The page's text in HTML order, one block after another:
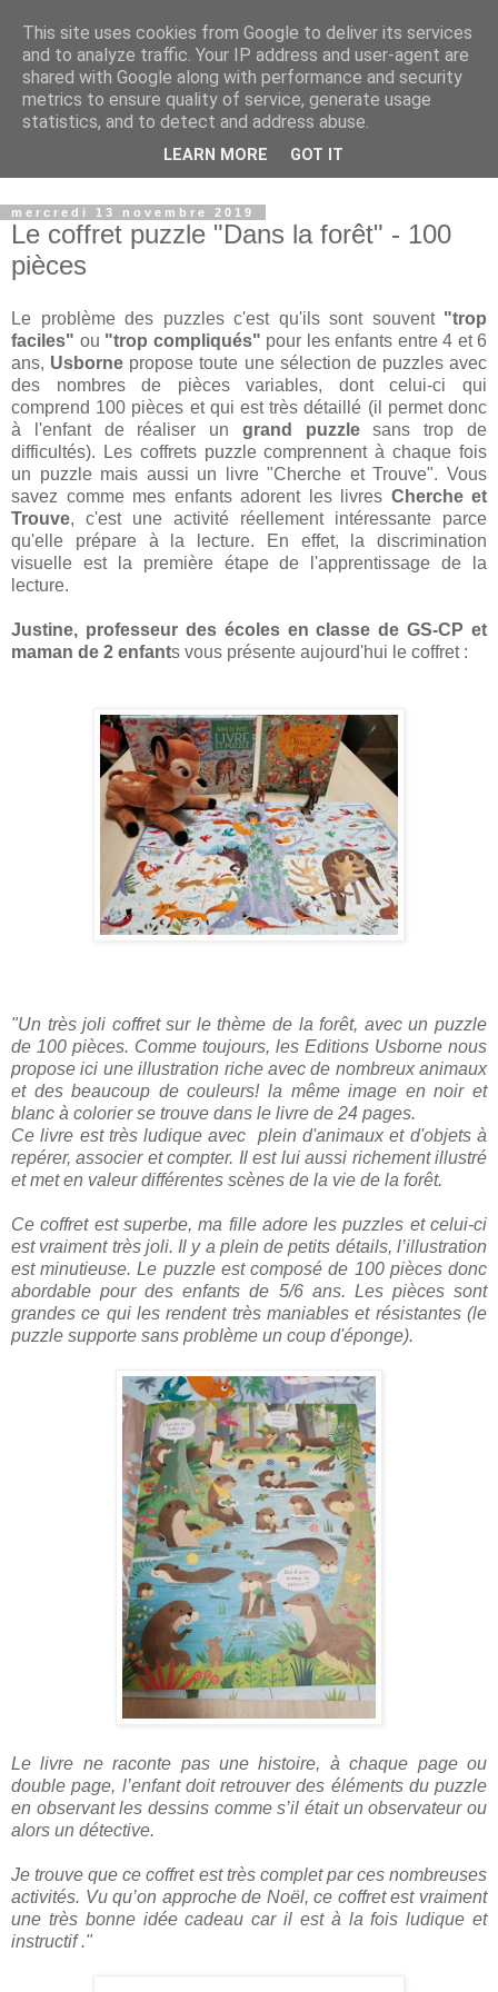
Petits génies en herbe
Blog parental vous présentant nos choix de vie que ce soit
dans le domaine de l'instruction, de nos voyages ou des
produits que nous proposons à nos enfants.
mercredi 13 novembre 2019
Le coffret puzzle "Dans la forêt" - 100
pièces
Le problème des puzzles c'est qu'ils sont souvent"trop
faciles" ou "trop compliqués" pour les enfants entre 4 et 6
ans, Usborne propose toute une sélection de puzzles avec
des nombres de pièces variables, dont celui-ci qui
comprend 100 pièces et qui est très détaillé (il permet donc
à l'enfant de réaliser un grand puzzlesans trop de
difficultés). Les coffrets puzzle comprennent à chaque fois
un puzzle mais aussi un livre "Cherche et Trouve". Vous
savez comme mes enfants adorent les livres Cherche et
Trouve, c'est une activité réellement intéressante parce
qu'elle prépare à la lecture. En effet, la discrimination
visuelle est la première étape de l'apprentissage de la
lecture.
Justine, professeur des écoles en classe de GS-CP et
maman de 2 enfants vous présente aujourd'hui le coffret :
"Un très joli coffret sur le thème de la forêt, avec un puzzle
de 100 pièces. Comme toujours, les Editions Usborne nous
propose ici une illustration riche avec de nombreux animaux
et des beaucoup de couleurs! la même image en noir et
blanc à colorier se trouve dans le livre de 24 pages.
Ce livre est très ludique avec plein d'animaux et d'objets à
repérer, associer et compter. Il est lui aussi richement illustré
et met en valeur différentes scènes de la vie de la forêt.
Ce coffret est superbe, ma fille adore les puzzles et celui-ci
est vraiment très joli. Il y a plein de petits détails, l’illustration
est minutieuse. Le puzzle est composé de 100 pièces donc
abordable pour des enfants de 5/6 ans. Les pièces sont
grandes ce qui les rendent très maniables et résistantes (le
puzzle supporte sans problème un coup d'éponge).
Le livre ne raconte pas une histoire, à chaque page ou
double page, l’enfant doit retrouver des éléments du puzzle
en observant les dessins comme s’il était un observateur ou
alors un détective.
Je trouve que ce coffret est très complet par ces nombreuses
activités. Vu qu’on approche de Noël, ce coffret est vraiment
une très bonne idée cadeau car il est à la fois ludique et
instructif ."
This site uses cookies from Google to deliver its services
and to analyze traffic. Your IP address and user-agent are
shared with Google along with performance and security
metrics to ensure quality of service, generate usage
statistics, and to detect and address abuse.
LEARN MORE GOT IT